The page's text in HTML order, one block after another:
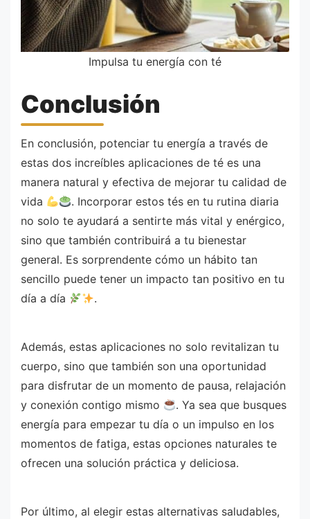
Impulsa tu energía con té
Conclusión
En conclusión, potenciar tu energía a través de
estas dos increíbles aplicaciones de té es una
manera natural y efectiva de mejorar tu calidad de
vida
. Incorporar estos tés en tu rutina diaria
no solo te ayudará a sentirte más vital y enérgico,
sino que también contribuirá a tu bienestar
general. Es sorprendente cómo un hábito tan
sencillo puede tener un impacto tan positivo en tu
día a día
.
Además, estas aplicaciones no solo revitalizan tu
cuerpo, sino que también son una oportunidad
para disfrutar de un momento de pausa, relajación
y conexión contigo mismo
. Ya sea que busques
energía para empezar tu día o un impulso en los
momentos de fatiga, estas opciones naturales te
ofrecen una solución práctica y deliciosa.
Por último, al elegir estas alternativas saludables,